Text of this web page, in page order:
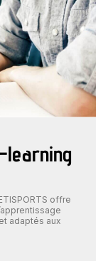
learning
offre
adaptés aux